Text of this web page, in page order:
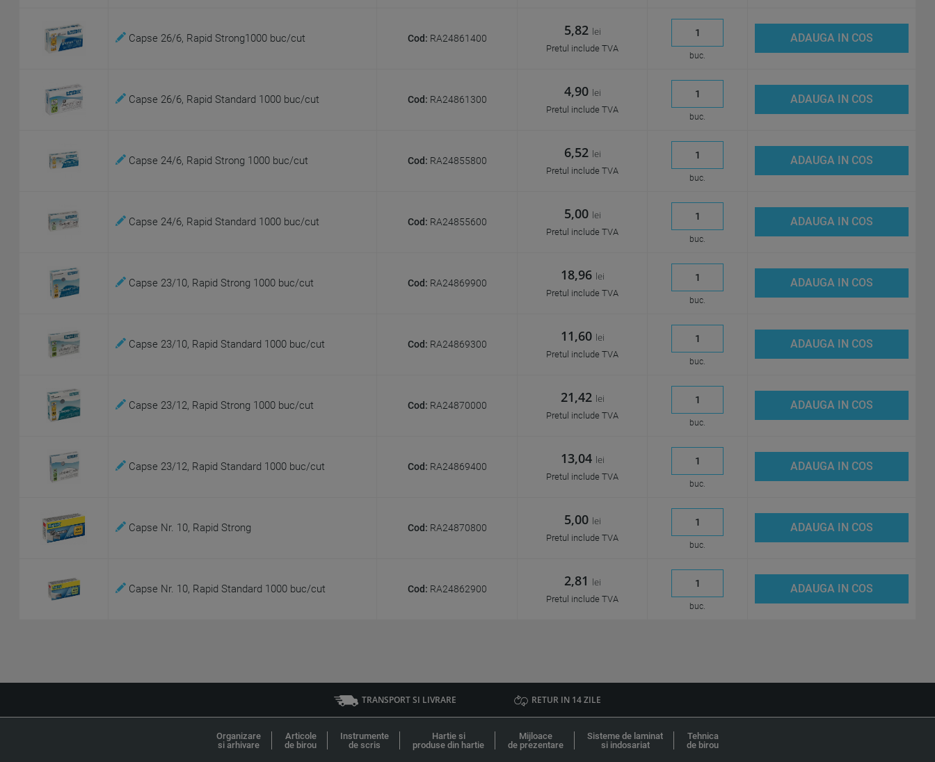
Capse 26/6, Rapid Strong1000 buc/cut Cod: RA24861400 5,82 lei
Pretul include TVA
buc.
ADAUGA IN COS
Capse 26/6, Rapid Standard 1000 buc/cut Cod: RA24861300 4,90 lei
Pretul include TVA
buc.
ADAUGA IN COS
Capse 24/6, Rapid Strong 1000 buc/cut Cod: RA24855800 6,52 lei
Pretul include TVA
buc.
ADAUGA IN COS
Capse 24/6, Rapid Standard 1000 buc/cut Cod: RA24855600 5,00 lei
Pretul include TVA
buc.
ADAUGA IN COS
Capse 23/10, Rapid Strong 1000 buc/cut Cod: RA24869900 18,96 lei
Pretul include TVA
buc.
ADAUGA IN COS
Capse 23/10, Rapid Standard 1000 buc/cut Cod: RA24869300 11,60 lei
Pretul include TVA
buc.
ADAUGA IN COS
Capse 23/12, Rapid Strong 1000 buc/cut Cod: RA24870000 21,42 lei
Pretul include TVA
buc.
ADAUGA IN COS
Capse 23/12, Rapid Standard 1000 buc/cut Cod: RA24869400 13,04 lei
Pretul include TVA
buc.
ADAUGA IN COS
Capse Nr. 10, Rapid Strong Cod: RA24870800 5,00 lei
Pretul include TVA
buc.
ADAUGA IN COS
Capse Nr. 10, Rapid Standard 1000 buc/cut Cod: RA24862900 2,81 lei
Pretul include TVA
buc.
ADAUGA IN COS
TRANSPORT SI LIVRARE RETUR IN 14 ZILE
Organizare
si arhivare
Articole
de birou
Instrumente
de scris
Hartie si
produse din hartie
Mijloace
de prezentare
Sisteme de laminat
si indosariat
Tehnica
de birou